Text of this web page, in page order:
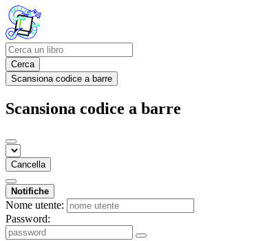
Cerca
Scansiona codice a barre
Scansiona codice a barre
Cancella
Notifiche
Nome utente:
Password: